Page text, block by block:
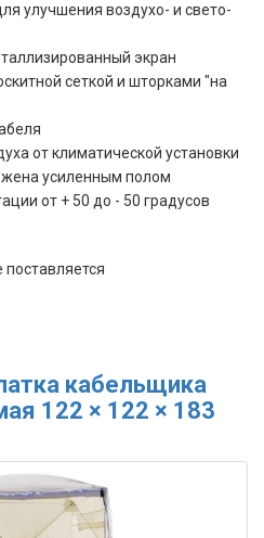
улучшения воздухо- и свето-
экран
сеткой и шторками "на
от климатической установки
усиленным полом
от + 50 до - 50 градусов
поставляется
кабельщика
122 × 122 × 183